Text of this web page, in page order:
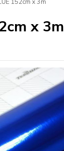
152cm x 3m
x 3m